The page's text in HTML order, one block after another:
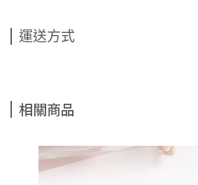
運送方式
相關商品